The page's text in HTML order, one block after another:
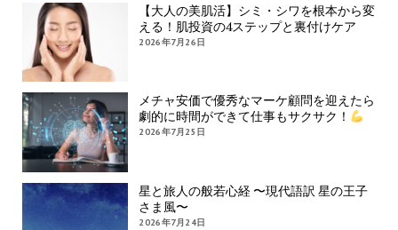
【大人の美肌活】シミ・シワを根本から変
える！肌投資の4ステップと裏付けケア
2026年7月26日
メチャ安価で優秀なマーケ顧問を迎えたら
劇的に時間ができて仕事もサクサク！
2026年7月25日
星と旅人の般若心経 〜現代語訳 星の王子
さま風〜
2026年7月24日